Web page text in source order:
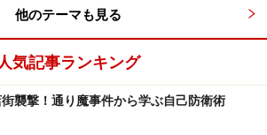
他のテーマも見る
人気記事ランキング
襲撃！通り魔事件から学ぶ自己防衛術